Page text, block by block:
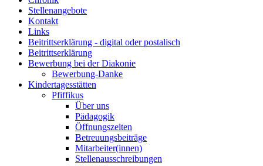
Stellenangebote
Kontakt
Links
Beitrittserklärung - digital oder postalisch
Beitrittserklärung
Bewerbung bei der Diakonie
Bewerbung-Danke
Kindertagesstätten
Pfiffikus
Über uns
Pädagogik
Öffnungszeiten
Betreuungsbeiträge
Mitarbeiter(innen)
Stellenausschreibungen